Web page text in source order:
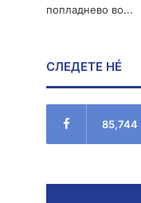
попладнево во...
СЛЕДЕТЕ НÉ
85,744